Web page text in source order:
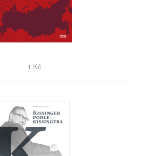
Ivana Ryčlová
Rusko očima Rusů v exilu
1 Kč